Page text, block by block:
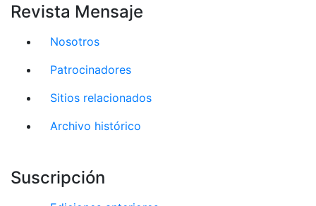
Revista Mensaje
Nosotros
Patrocinadores
Sitios relacionados
Archivo histórico
Suscripción